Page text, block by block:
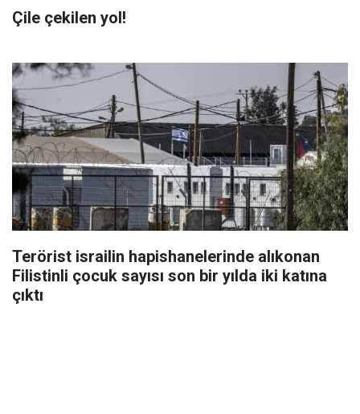
Çile çekilen yol!
Terörist israilin hapishanelerinde alıkonan
Filistinli çocuk sayısı son bir yılda iki katına
çıktı